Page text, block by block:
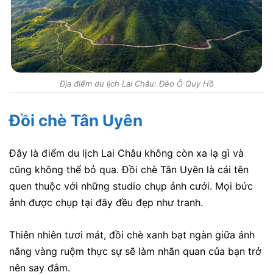
Địa điểm du lịch Lai Châu: Đèo Ô Quy Hồ
Đồi chè Tân Uyên
Đây là điểm du lịch Lai Châu không còn xa lạ gì và
cũng không thể bỏ qua. Đồi chè Tân Uyên là cái tên
quen thuộc với những studio chụp ảnh cưới. Mọi bức
ảnh được chụp tại đây đều đẹp như tranh.
Thiên nhiên tươi mát, đồi chè xanh bạt ngàn giữa ánh
nắng vàng ruộm thực sự sẽ làm nhãn quan của bạn trở
nên say đắm.